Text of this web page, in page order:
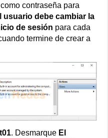
como contraseña para
usuario debe cambiar la
de sesión para cada
termine de crear a
. Desmarque El